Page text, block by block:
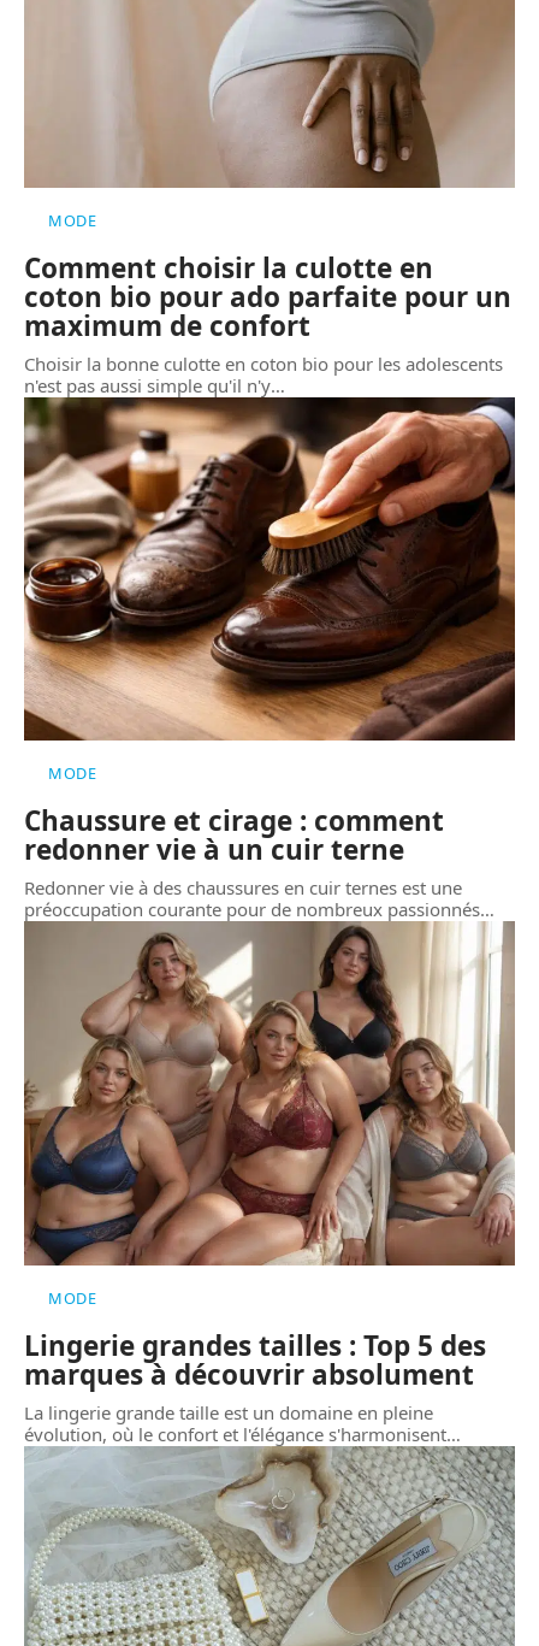
MODE
Comment choisir la culotte en
coton bio pour ado parfaite pour un
maximum de confort
Choisir la bonne culotte en coton bio pour les adolescents
n'est pas aussi simple qu'il n'y…
MODE
Chaussure et cirage : comment
redonner vie à un cuir terne
Redonner vie à des chaussures en cuir ternes est une
préoccupation courante pour de nombreux passionnés…
MODE
Lingerie grandes tailles : Top 5 des
marques à découvrir absolument
La lingerie grande taille est un domaine en pleine
évolution, où le confort et l'élégance s'harmonisent…